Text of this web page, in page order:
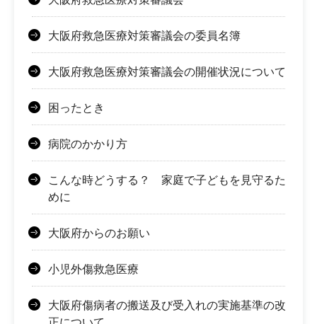
大阪府救急医療対策審議会の委員名簿
大阪府救急医療対策審議会の開催状況について
困ったとき
病院のかかり方
こんな時どうする？ 家庭で子どもを見守るた
めに
大阪府からのお願い
小児外傷救急医療
大阪府傷病者の搬送及び受入れの実施基準の改